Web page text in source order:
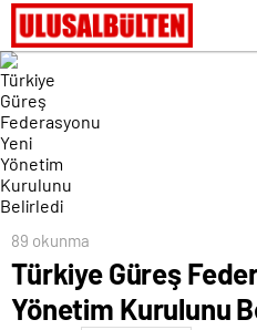
89 okunma
Türkiye Güreş
Yönetim Kurulunu